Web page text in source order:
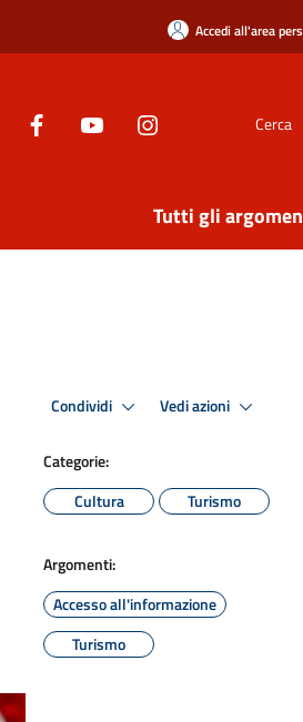
Accedi all'area
Cerca
Tutti gli
Condividi Vedi azioni
Categorie:
Cultura
Turismo
Argomenti:
Accesso all'informazione
Turismo